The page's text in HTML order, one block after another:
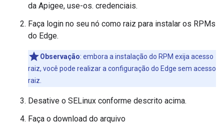
da Apigee, use-os. credenciais.
Faça login no seu nó como raiz para instalar os RPMs
do Edge.
Observação: embora a instalação do RPM exija acesso
raiz, você pode realizar a configuração do Edge sem acesso
raiz.
Desative o SELinux conforme descrito acima.
Faça o download do arquivo